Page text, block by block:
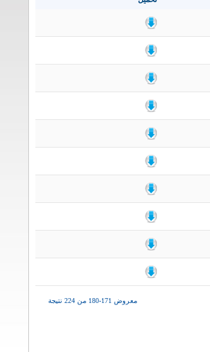
معروض 171-180 من 224 نتيجة